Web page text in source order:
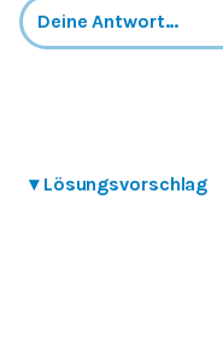
▾ Lösungsvorschlag